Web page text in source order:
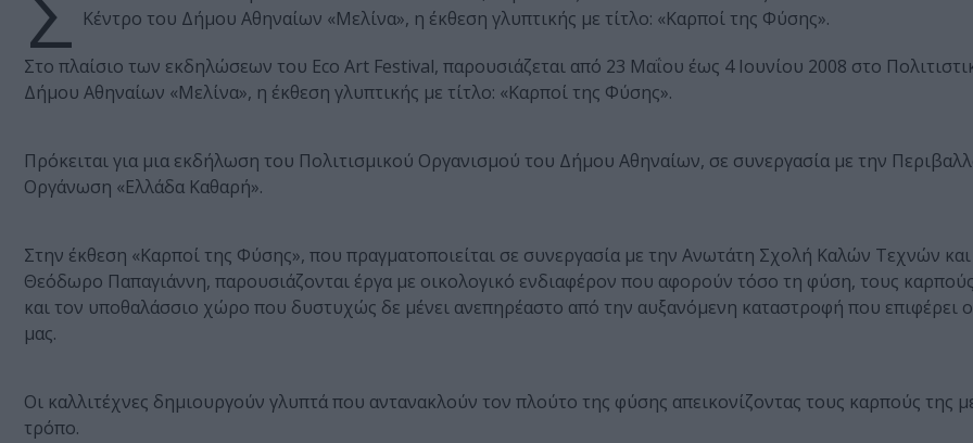
Κέντρο του Δήμου Αθηναίων «Μελίνα», η έκθεση γλυπτικής με τίτλο: «Καρποί της Φύσης».
Στο πλαίσιο των εκδηλώσεων του Eco Art Festival, παρουσιάζεται από 23 Μαΐου έως 4 Ιουνίου 2008 στο
Δήμου Αθηναίων «Μελίνα», η έκθεση γλυπτικής με τίτλο: «Καρποί της Φύσης».
Πρόκειται για μια εκδήλωση του Πολιτισμικού Οργανισμού του Δήμου Αθηναίων, σε συνεργασία με την
Οργάνωση «Ελλάδα Καθαρή».
Στην έκθεση «Καρποί της Φύσης», που πραγματοποιείται σε συνεργασία με την Ανωτάτη Σχολή Καλών Τεχνών
Θεόδωρο Παπαγιάννη, παρουσιάζονται έργα με οικολογικό ενδιαφέρον που αφορούν τόσο τη φύση, τους
και τον υποθαλάσσιο χώρο που δυστυχώς δε μένει ανεπηρέαστο από την αυξανόμενη καταστροφή που επιφέρει
μας.
Οι καλλιτέχνες δημιουργούν γλυπτά που αντανακλούν τον πλούτο της φύσης απεικονίζοντας τους καρπούς της
τρόπο.